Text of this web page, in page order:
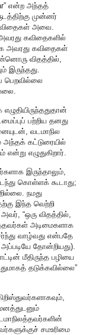
என்ற அந்தத்
முன்னர்
கவிதைகள் அவை.
கவிதைகளில்
அவரது கவிதைகள்
விதத்தில்,
இருந்தது.
பெறவில்லை
பற்றிய தனது
வடமாநில
அந்தக் கட்டுரையில்
எழுதுகிறார்.
இருந்தாலும்,
கொள்ளக் கூடாது;
நமது
இந்த வெற்றி
“ஒரு விதத்தில்,
அடிமைகளாக
வாழ்வது என்பதே
தோன்றியது).
மீதிருந்த பழியை
தடுக்கவில்லை”
சமஉரிமை